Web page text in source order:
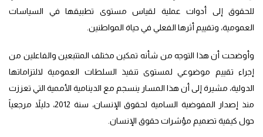
للحقوق إلى أدوات عملية لقياس مستوى تطبيقها في السياسات
العمومية، وتقييم أثرها الفعلي في حياة المواطنين.
وأوضحت أن هذا التوجه من شأنه تمكين مختلف المتتبعين والفاعلين من
إجراء تقييم موضوعي لمستوى تنفيذ السلطات العمومية لالتزاماتها
الدولية، مشيرة إلى أن هذا المسار ينسجم مع الدينامية الأممية التي تعززت
منذ إصدار المفوضية السامية لحقوق الإنسان، سنة 2012، دليلاً مرجعياً
حول كيفية تصميم مؤشرات حقوق الإنسان.